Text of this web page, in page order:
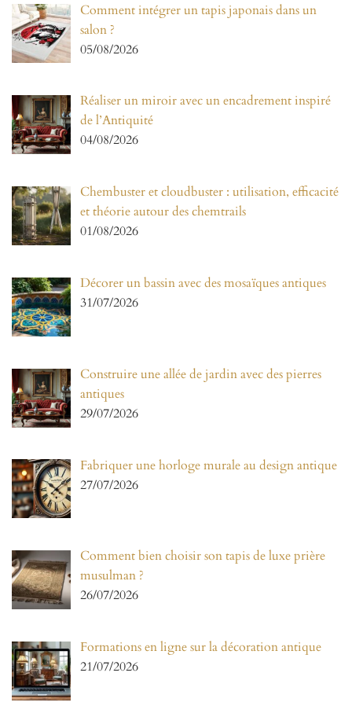
Comment intégrer un tapis japonais dans un
salon ?
05/08/2026
Réaliser un miroir avec un encadrement inspiré
de l’Antiquité
04/08/2026
Chembuster et cloudbuster : utilisation, efficacité
et théorie autour des chemtrails
01/08/2026
Décorer un bassin avec des mosaïques antiques
31/07/2026
Construire une allée de jardin avec des pierres
antiques
29/07/2026
Fabriquer une horloge murale au design antique
27/07/2026
Comment bien choisir son tapis de luxe prière
musulman ?
26/07/2026
Formations en ligne sur la décoration antique
21/07/2026